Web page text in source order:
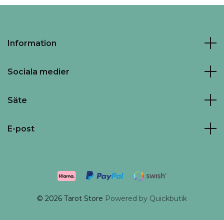
Information
Sociala medier
Säte
E-post
© 2026 Tarot Store Powered by Quickbutik